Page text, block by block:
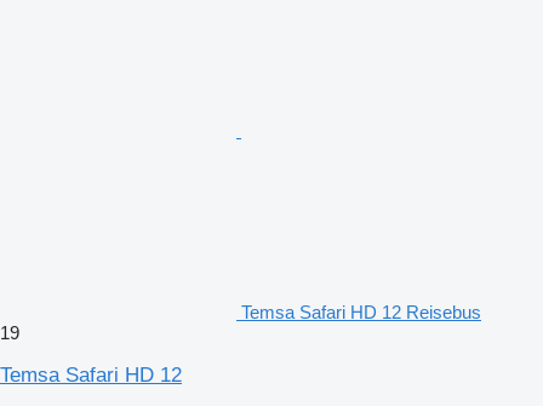
Temsa Safari HD 12 Reisebus
19
Temsa Safari HD 12